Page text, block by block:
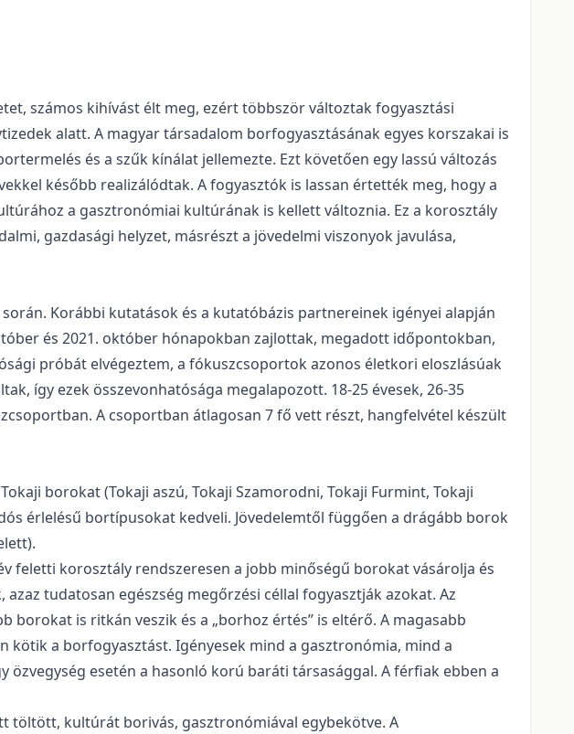
számos kihívást élt meg, ezért többször változtak fogyasztási
alatt. A magyar társadalom borfogyasztásának egyes korszakai is
és a szűk kínálat jellemezte. Ezt követően egy lassú változás
később realizálódtak. A fogyasztók is lassan értették meg, hogy a
a gasztronómiai kultúrának is kellett változnia. Ez a korosztály
gazdasági helyzet, másrészt a jövedelmi viszonyok javulása,
Korábbi kutatások és a kutatóbázis partnereinek igényei alapján
és 2021. október hónapokban zajlottak, megadott időpontokban,
próbát elvégeztem, a fókuszcsoportok azonos életkori eloszlásúak
így ezek összevonhatósága megalapozott. 18-25 évesek, 26-35
A csoportban átlagosan 7 fő vett részt, hangfelvétel készült
borokat (Tokaji aszú, Tokaji Szamorodni, Tokaji Furmint, Tokaji
érlelésű bortípusokat kedveli. Jövedelemtől függően a drágább borok
feletti korosztály rendszeresen a jobb minőségű borokat vásárolja és
tudatosan egészség megőrzési céllal fogyasztják azokat. Az
is ritkán veszik és a „borhoz értés” is eltérő. A magasabb
a borfogyasztást. Igényesek mind a gasztronómia, mind a
esetén a hasonló korú baráti társasággal. A férfiak ebben a
töltött, kultúrát borivás, gasztronómiával egybekötve. A